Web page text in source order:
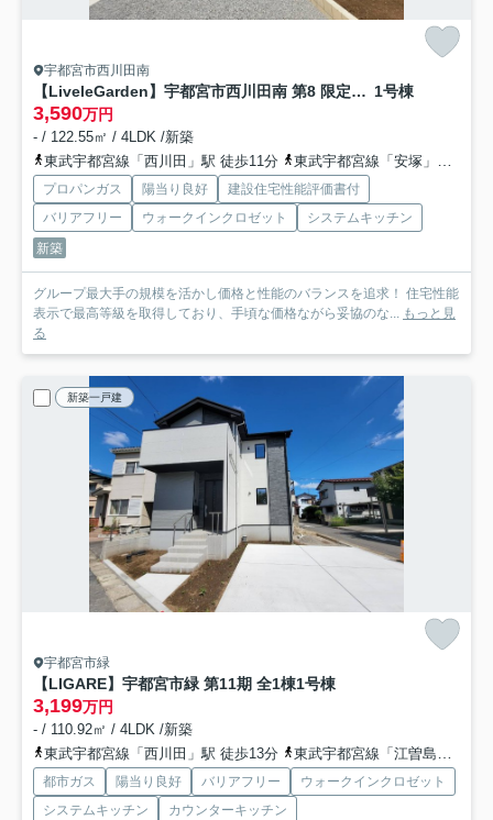
宇都宮市西川田南
【LiveleGarden】宇都宮市西川田南 第8 限定1邸 1号棟
3,590万円
- / 122.55㎡ / 4LDK /新築
東武宇都宮線「西川田」駅 徒歩11分
東武宇都宮線「安塚」駅 徒歩44分
プロパンガス 陽当り良好
建設住宅性能評価書付
バリアフリー
ウォークインクロゼット
システムキッチン
新築
グループ最大手の規模を活かし価格と性能のバランスを追求！ 住宅性能
表示で最高等級を取得しており、手頃な価格ながら妥協のな... もっと見
る
新築一戸建
宇都宮市緑
【LIGARE】宇都宮市緑 第11期 全1棟1号棟
3,199万円
- / 110.92㎡ / 4LDK /新築
東武宇都宮線「西川田」駅 徒歩13分
東武宇都宮線「江曽島」駅 徒歩17分
都市ガス 陽当り良好 バリアフリー
ウォークインクロゼット
システムキッチン
カウンターキッチン